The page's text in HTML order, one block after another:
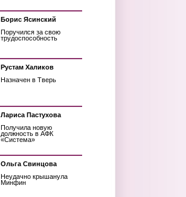
Борис Ясинский
Поручился за свою
трудоспособность
Рустам Халиков
Назначен в Тверь
Лариса Пастухова
Получила новую
должность в АФК
«Система»
Ольга Свинцова
Неудачно крышанула
Минфин